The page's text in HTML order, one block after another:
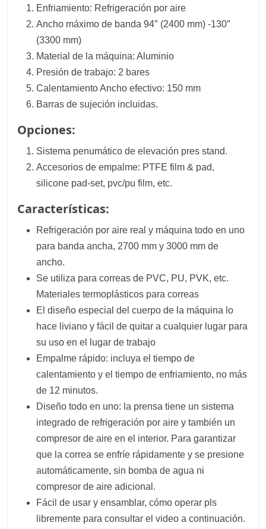
Enfriamiento: Refrigeración por aire
Ancho máximo de banda 94″ (2400 mm) -130″
(3300 mm)
Material de la máquina: Aluminio
Presión de trabajo: 2 bares
Calentamiento Ancho efectivo: 150 mm
Barras de sujeción incluidas.
Opciones:
Sistema penumático de elevación pres stand.
Accesorios de empalme: PTFE film & pad,
silicone pad-set, pvc/pu film, etc.
Características:
Refrigeración por aire real y máquina todo en uno
para banda ancha, 2700 mm y 3000 mm de
ancho.
Se utiliza para correas de PVC, PU, PVK, etc.
Materiales termoplásticos para correas
El diseño especial del cuerpo de la máquina lo
hace liviano y fácil de quitar a cualquier lugar para
su uso en el lugar de trabajo
Empalme rápido: incluya el tiempo de
calentamiento y el tiempo de enfriamiento, no más
de 12 minutos.
Diseño todo en uno: la prensa tiene un sistema
integrado de refrigeración por aire y también un
compresor de aire en el interior. Para garantizar
que la correa se enfríe rápidamente y se presione
automáticamente, sin bomba de agua ni
compresor de aire adicional.
Fácil de usar y ensamblar, cómo operar pls
libremente para consultar el video a continuación.